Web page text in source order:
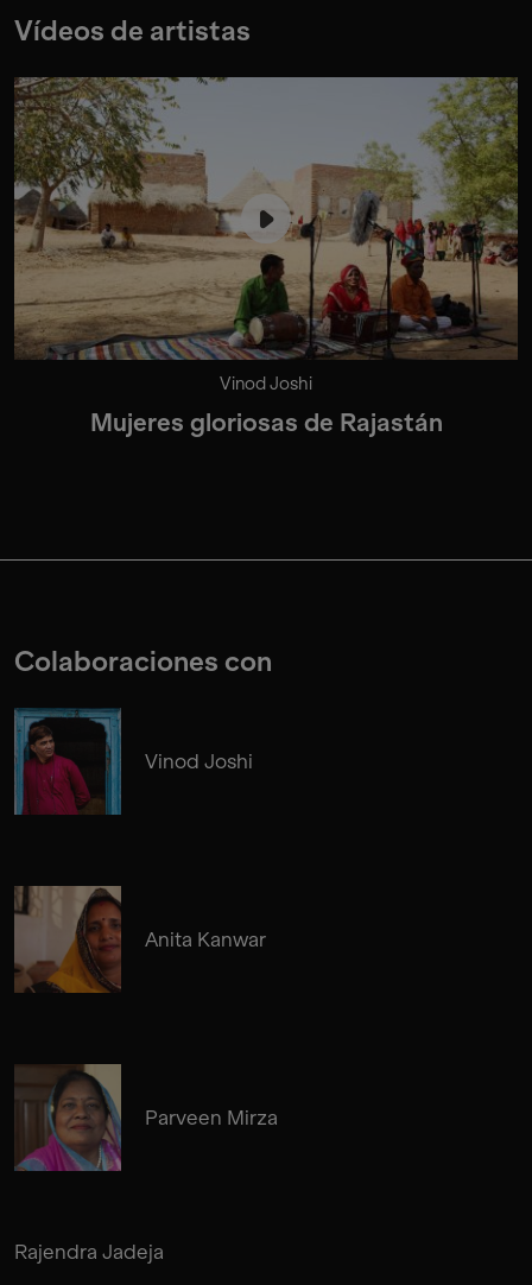
Vídeos de artistas
Vinod Joshi
Mujeres gloriosas de Rajastán
Colaboraciones con
Vinod Joshi
Anita Kanwar
Parveen Mirza
Rajendra Jadeja